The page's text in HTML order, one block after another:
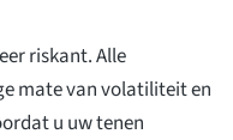
riskant. Alle
mate van volatiliteit en
u uw tenen